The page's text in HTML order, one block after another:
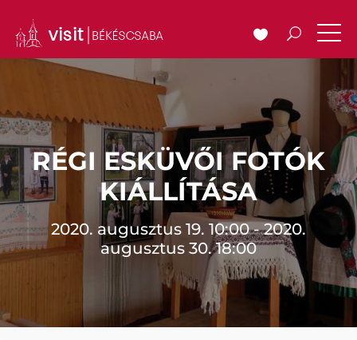
RÉGI ESKÜVŐI FOTÓK
KIÁLLÍTÁSA
2020. augusztus 19. 10:00 - 2020.
augusztus 30. 18:00